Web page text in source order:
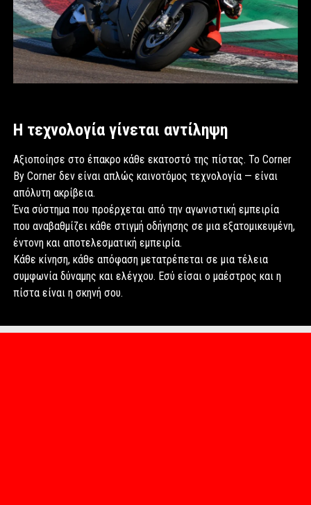
Η τεχνολογία γίνεται αντίληψη
Αξιοποίησε στο έπακρο κάθε εκατοστό της πίστας. Το Corner
By Corner δεν είναι απλώς καινοτόμος τεχνολογία — είναι
απόλυτη ακρίβεια.
Ένα σύστημα που προέρχεται από την αγωνιστική εμπειρία
που αναβαθμίζει κάθε στιγμή οδήγησης σε μια εξατομικευμένη,
έντονη και αποτελεσματική εμπειρία.
Κάθε κίνηση, κάθε απόφαση μετατρέπεται σε μια τέλεια
συμφωνία δύναμης και ελέγχου. Εσύ είσαι ο μαέστρος και η
πίστα είναι η σκηνή σου.